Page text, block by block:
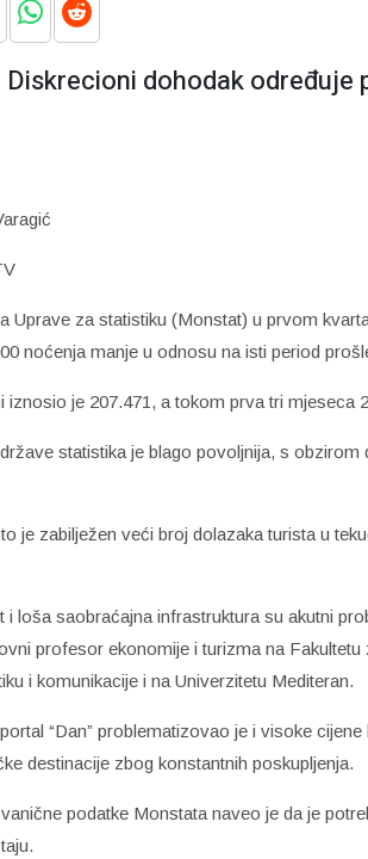
dohodak
Uprave za statistiku (Monstat) u prvom
noćenja manje u odnosu na isti period
iznosio je 207.471, a tokom prva tri mjeseca
statistika je blago povoljnija, s
je zabilježen veći broj dolazaka turista u
loša saobraćajna infrastruktura su akutni
profesor ekonomije i turizma na
i komunikacije i na Univerzitetu Mediteran.
“Dan” problematizovao je i visoke
destinacije zbog konstantnih poskupljenja.
podatke Monstata naveo je da je